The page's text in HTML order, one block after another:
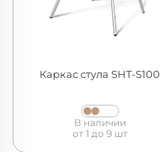
Каркас стула SHT-S100
В наличии
от 1 до 9 шт